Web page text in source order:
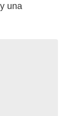
una